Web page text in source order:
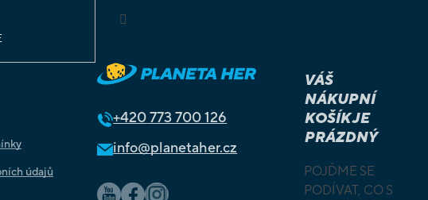
údajů
+420773 700 126
info@planetaher.cz
VÁŠ
NÁKUPNÍ
KOŠÍK JE
PRÁZDNÝ
POJĎME SE
PODÍVAT, CO S